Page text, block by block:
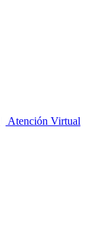
Atención Virtual